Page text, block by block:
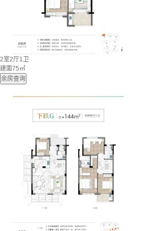
2室2厅1卫
建面75㎡
余房查询